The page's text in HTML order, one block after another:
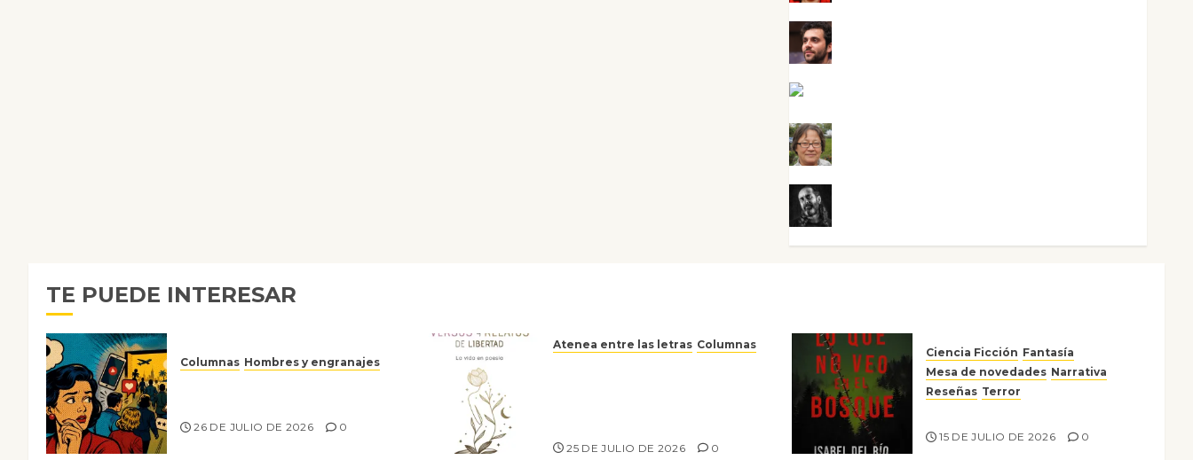
TE PUEDE INTERESAR
Columnas Hombres y engranajes
26 DE JULIO DE 2026 0
Atenea entre las letras Columnas
25 DE JULIO DE 2026 0
Ciencia Ficción Fantasía
Mesa de novedades Narrativa
Reseñas Terror
15 DE JULIO DE 2026 0